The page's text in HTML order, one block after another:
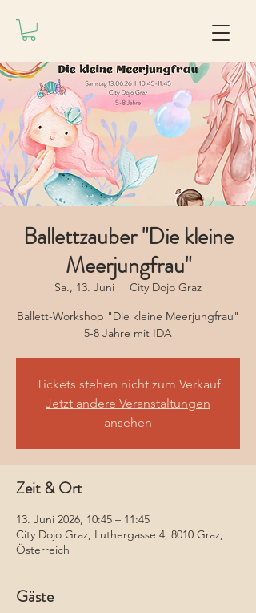
Ballettzauber "Die kleine
Meerjungfrau"
Sa., 13. Juni
  |
City Dojo Graz
Ballett-Workshop "Die kleine Meerjungfrau"
5-8 Jahre mit IDA
Tickets stehen nicht zum Verkauf
Jetzt andere Veranstaltungen
ansehen
Zeit & Ort
13. Juni 2026, 10:45 – 11:45
City Dojo Graz, Luthergasse 4, 8010 Graz,
Österreich
Gäste